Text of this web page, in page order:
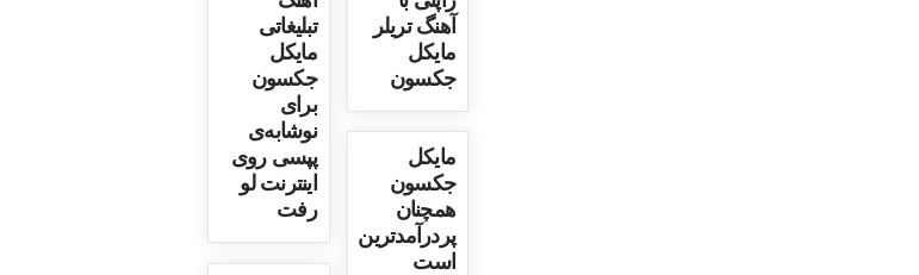
آهنگ تریلر
مایکل
جکسون
تبلیغاتی
مایکل
جکسون
برای
نوشابه‌ی
پپسی روی
اینترنت لو
رفت
مایکل
جکسون
همچنان
پردرآمدترین
است